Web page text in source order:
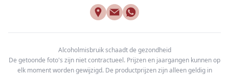
Alcoholmisbruik schaadt de gezondheid
De getoonde foto's zijn niet contractueel. Prijzen en jaargangen kunnen op
elk moment worden gewijzigd. De productprijzen zijn alleen geldig in